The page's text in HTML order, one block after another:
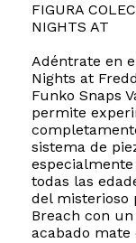
FIGURA
NIGHTS AT
Adéntrate en
Nights at
Funko Snaps
permite
sistema de
todas las
del misterioso
Breach con
acabado mate